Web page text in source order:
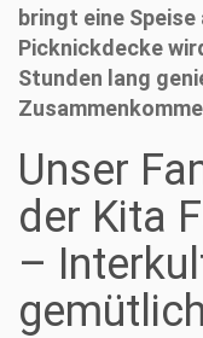
bringt eine
Picknickdecke
Stunden lang
Unser
der Kita
–